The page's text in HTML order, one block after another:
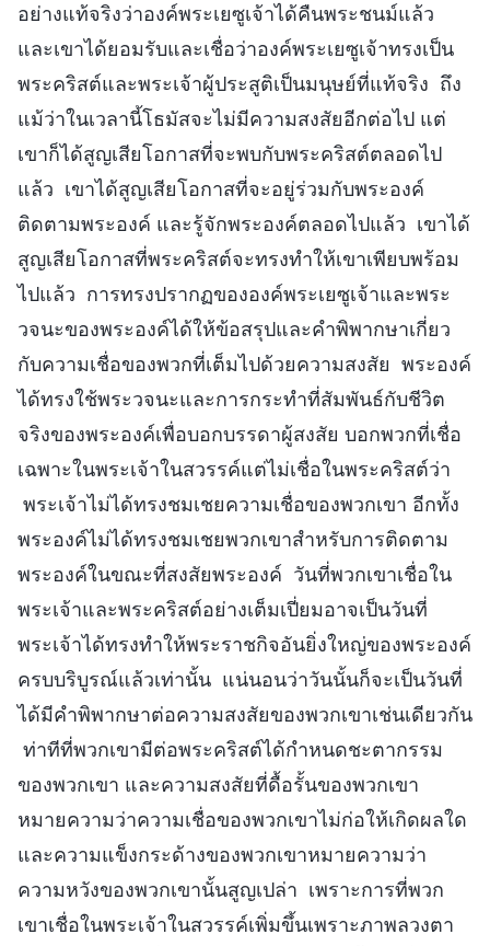
อย่างแท้จริงว่าองค์พระเยซูเจ้าได้คืนพระชนม์แล้ว
และเขาได้ยอมรับและเชื่อว่าองค์พระเยซูเจ้าทรงเป็น
พระคริสต์และพระเจ้าผู้ประสูติเป็นมนุษย์ที่แท้จริง ถึง
แม้ว่าในเวลานี้โธมัสจะไม่มีความสงสัยอีกต่อไป แต่
เขาก็ได้สูญเสียโอกาสที่จะพบกับพระคริสต์ตลอดไป
แล้ว เขาได้สูญเสียโอกาสที่จะอยู่ร่วมกับพระองค์
ติดตามพระองค์ และรู้จักพระองค์ตลอดไปแล้ว เขาได้
สูญเสียโอกาสที่พระคริสต์จะทรงทำให้เขาเพียบพร้อม
ไปแล้ว การทรงปรากฏขององค์พระเยซูเจ้าและพระ
วจนะของพระองค์ได้ให้ข้อสรุปและคำพิพากษาเกี่ยว
กับความเชื่อของพวกที่เต็มไปด้วยความสงสัย พระองค์
ได้ทรงใช้พระวจนะและการกระทำที่สัมพันธ์กับชีวิต
จริงของพระองค์เพื่อบอกบรรดาผู้สงสัย บอกพวกที่เชื่อ
เฉพาะในพระเจ้าในสวรรค์แต่ไม่เชื่อในพระคริสต์ว่า
พระเจ้าไม่ได้ทรงชมเชยความเชื่อของพวกเขา อีกทั้ง
พระองค์ไม่ได้ทรงชมเชยพวกเขาสำหรับการติดตาม
พระองค์ในขณะที่สงสัยพระองค์ วันที่พวกเขาเชื่อใน
พระเจ้าและพระคริสต์อย่างเต็มเปี่ยมอาจเป็นวันที่
พระเจ้าได้ทรงทำให้พระราชกิจอันยิ่งใหญ่ของพระองค์
ครบบริบูรณ์แล้วเท่านั้น แน่นอนว่าวันนั้นก็จะเป็นวันที่
ได้มีคำพิพากษาต่อความสงสัยของพวกเขาเช่นเดียวกัน
ท่าทีที่พวกเขามีต่อพระคริสต์ได้กำหนดชะตากรรม
ของพวกเขา และความสงสัยที่ดื้อรั้นของพวกเขา
หมายความว่าความเชื่อของพวกเขาไม่ก่อให้เกิดผลใด
และความแข็งกระด้างของพวกเขาหมายความว่า
ความหวังของพวกเขานั้นสูญเปล่า เพราะการที่พวก
เขาเชื่อในพระเจ้าในสวรรค์เพิ่มขึ้นเพราะภาพลวงตา